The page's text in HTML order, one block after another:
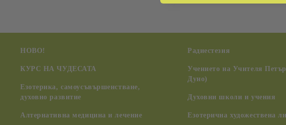
НОВО!
КУРС НА ЧУДЕСАТА
Езотерика, самоусъвършенстване,
духовно развитие
Алтернативна медицина и лечение
Радиестезия
Учението на Учителя
Дуно)
Духовни школи и учения
Езотерична художествена